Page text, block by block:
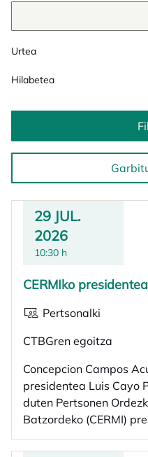
Urtea
Hilabetea
29 JUL.
2026
10:30 h
CERMIko
Pertsonalki
CTBGren egoitza
Concepcion Campos
presidentea Luis Cayo
duten Pertsonen
Batzordeko (CERMI)